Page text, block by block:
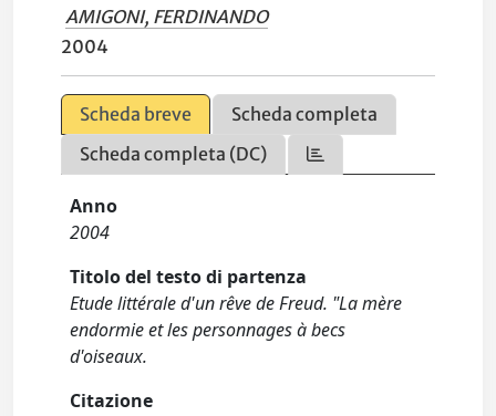
AMIGONI, FERDINANDO
2004
Scheda breve
Scheda completa
Scheda completa (DC)
Anno
2004
Titolo del testo di partenza
Etude littérale d'un rêve de Freud. "La mère
endormie et les personnages à becs
d'oiseaux.
Citazione